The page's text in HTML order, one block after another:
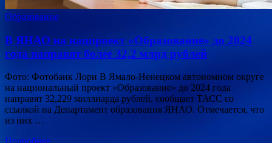
Образование
В ЯНАО на нацпроект «Образование» до 2024
года направят более 32,2 млрд рублей
Фото: Фотобанк Лори В Ямало-Ненецком автономном округе
на национальный проект «Образование» до 2024 года
направят 32,229 миллиарда рублей, сообщает ТАСС со
ссылкой на Департамент образования ЯНАО. Отмечается, что
из них …